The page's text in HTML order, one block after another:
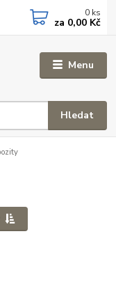
Menu
Hledat
0 ks
za 0,00 Kč